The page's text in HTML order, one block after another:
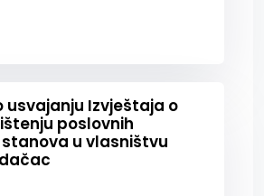
usvajanju Izvještaja o
poslovnih
u vlasništvu